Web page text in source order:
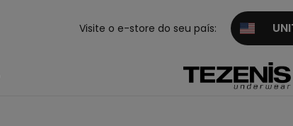
Visite o e-store do seu país: